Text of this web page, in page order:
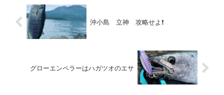
沖小島 立神 攻略せよ❗️
グローエンペラーはハガツオのエサ